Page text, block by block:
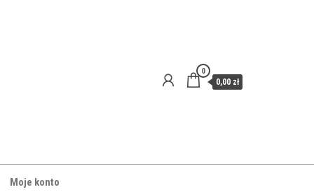
0
0,00 zł
Moje konto